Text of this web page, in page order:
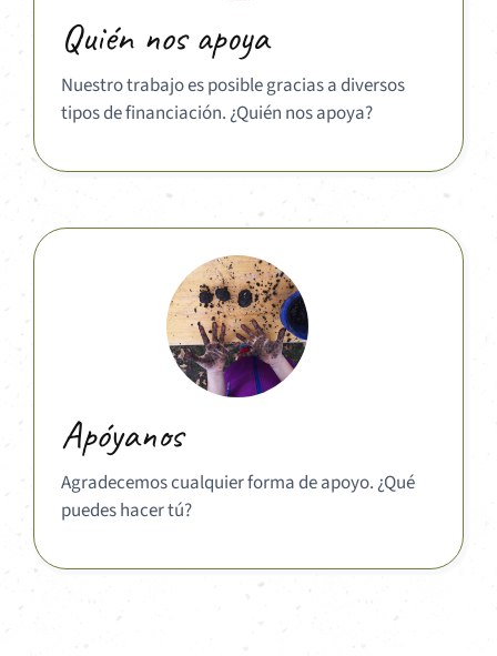
Quién nos apoya
Nuestro trabajo es posible gracias a diversos
tipos de financiación. ¿Quién nos apoya?
Apóyanos
Agradecemos cualquier forma de apoyo. ¿Qué
puedes hacer tú?